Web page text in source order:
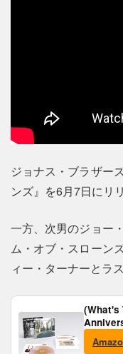
ジョナス・ブラザー
ンズ』を6月7日にリ
一方、次男のジョー
ム・オブ・スローン
ィー・ターナーとラ
(What's
Vinyl)